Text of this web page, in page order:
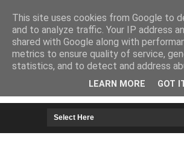
HOME IMPRESSUM
This site uses cookies from Google to
and to analyze traffic. Your IP address
shared with Google along with
metrics to ensure quality of service,
statistics, and to detect and address
LEARN MORE GOT